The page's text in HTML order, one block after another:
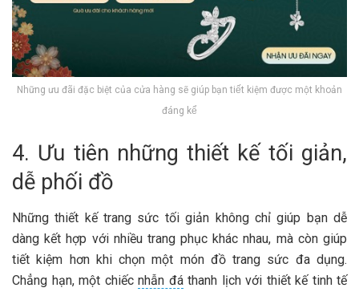
Những ưu đãi đặc biệt của cửa hàng sẽ giúp bạn tiết kiệm được một khoản
đáng kể
4. Ưu tiên những thiết kế tối giản,
dễ phối đồ
Những thiết kế trang sức tối giản không chỉ giúp bạn dễ
dàng kết hợp với nhiều trang phục khác nhau, mà còn giúp
tiết kiệm hơn khi chọn một món đồ trang sức đa dụng.
Chẳng hạn, một chiếc nhẫn đáthanh lịch với thiết kế tinh tế